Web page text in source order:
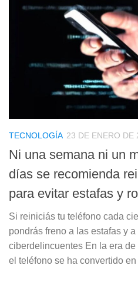
TECNOLOGÍA 23 DE ENERO DE
Ni una semana ni un
días se recomienda
para evitar estafas y
Si reiniciás tu teléfono cada
pondrás freno a las estafas y
ciberdelincuentes En la era
el teléfono se ha convertido